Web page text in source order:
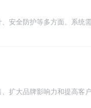
安全防护等多方面。系统
数据库管理、网络安全等多
扩大品牌影响力和提高客